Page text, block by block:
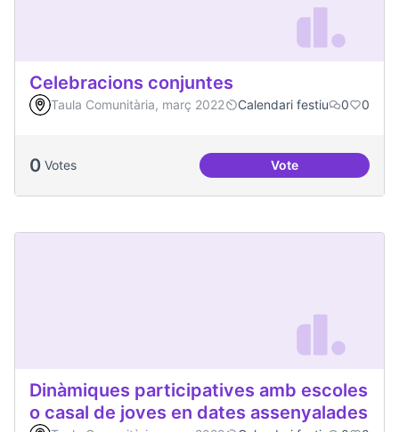
Celebracions conjuntes
Taula Comunitària, març 2022 Calendari festiu 0 0
0 Votes VoteCelebracions
Dinàmiques participatives amb escoles
o casal de joves en dates assenyalades